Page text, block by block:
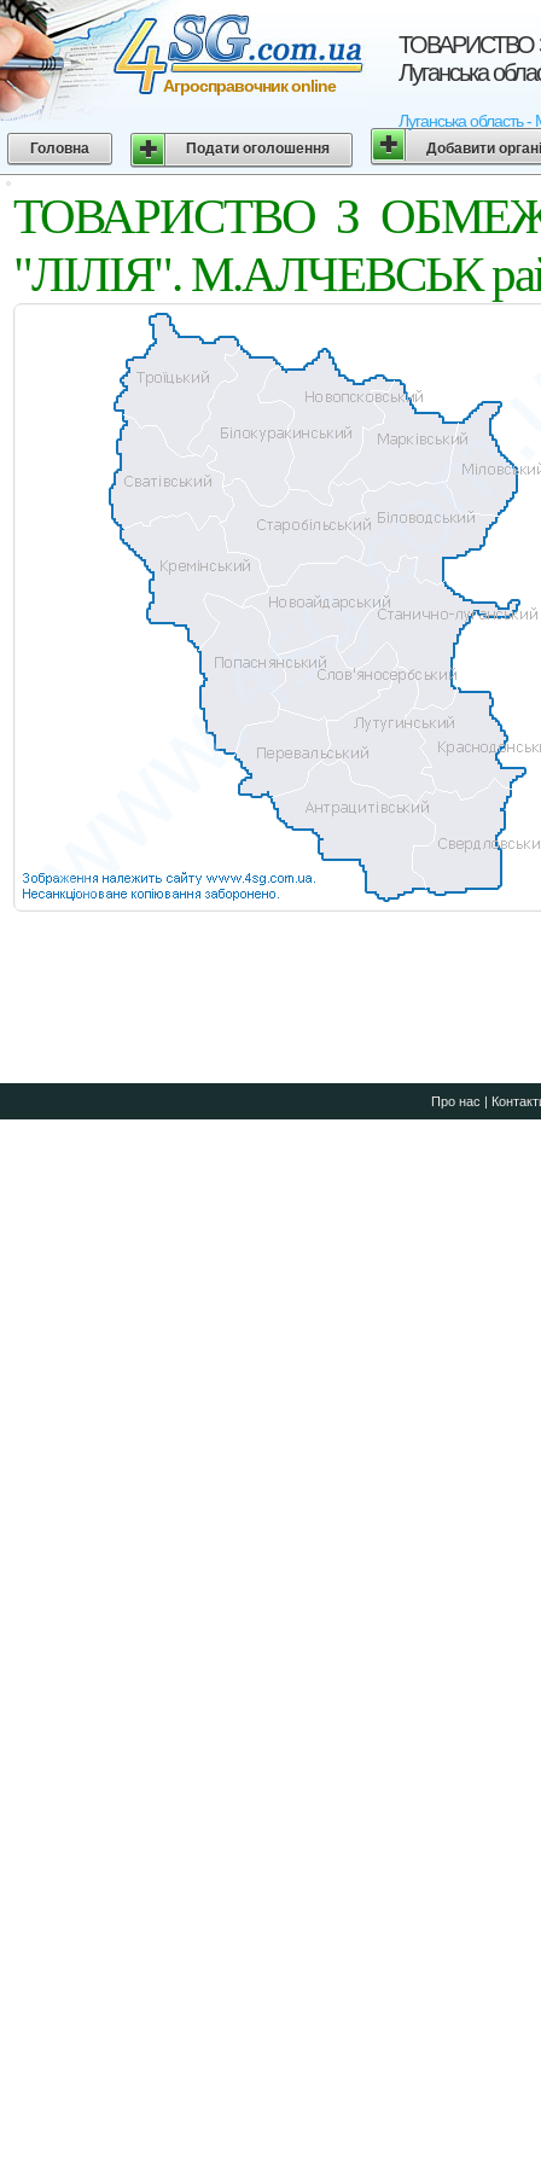
ТОВАРИСТВО
Луганська
Луганська область -
Агросправочник online
Головна Подати оголошення Добавити
ТОВАРИСТВО З
"ЛIЛIЯ". М.АЛЧЕВСЬК
Про нас |